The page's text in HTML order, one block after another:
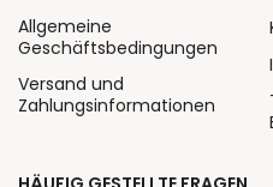
Allgemeine
Geschäftsbedingungen
Versand und
Zahlungsinformationen